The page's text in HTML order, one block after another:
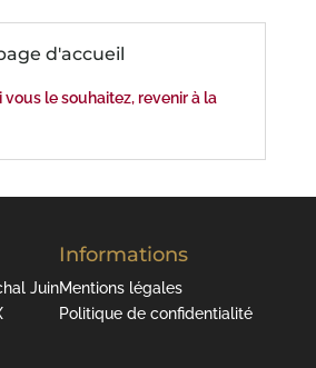
d'accueil
vous le souhaitez, revenir à la
Juin
Informations
Mentions légales
Politique de confidentialité